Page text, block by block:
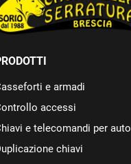
e armadi
accessi
e telecomandi per auto
chiavi